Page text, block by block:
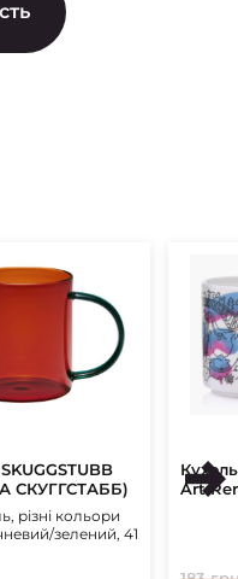
СКУГГСТАББ)
різні кольори
зелений, 41
Art